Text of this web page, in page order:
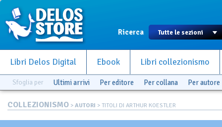
Ricerca
Libri Delos Digital Ebook Libri collezionismo
Sfoglia per Ultimi arrivi Per editore Per collana Per autore
COLLEZIONISMO > AUTORI > TITOLI DI ARTHUR KOESTLER